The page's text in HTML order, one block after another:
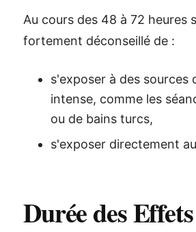
Au cours des 48 à 72 heures
fortement déconseillé de :
s'exposer à des sources
intense, comme les
ou de bains turcs,
s'exposer directement
Durée des Effets